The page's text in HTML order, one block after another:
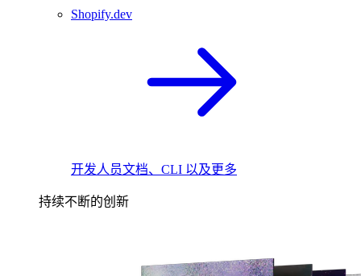
Shopify.dev
开发人员文档、CLI 以及更多
持续不断的创新